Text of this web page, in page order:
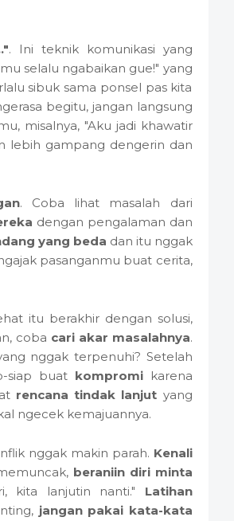
. Ini teknik komunikasi yang
selalu ngabaikan gue!" yang
sibuk sama ponsel pas kita
begitu, jangan langsung
misalnya, "Aku jadi khawatir
lebih gampang dengerin dan
. Coba lihat masalah dari
dengan pengalaman dan
yang beda dan itu nggak
pasanganmu buat cerita,
itu berakhir dengan solusi,
coba cari akar masalahnya.
nggak terpenuhi? Setelah
siap buat kompromikarena
rencana tindak lanjut yang
ngecek kemajuannya.
nggak makin parah. Kenali
beraniin diri minta
kita lanjutin nanti." Latihan
jangan pakai kata-kata